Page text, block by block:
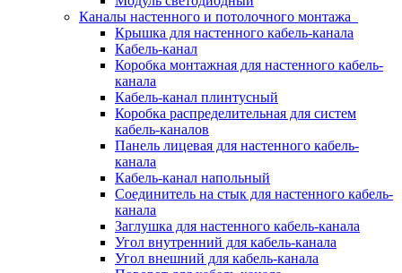
Каналы настенного и потолочного монтажа
Крышка для настенного кабель-канала
Кабель-канал
Коробка монтажная для настенного кабель-
канала
Кабель-канал плинтусный
Коробка распределительная для систем
кабель-каналов
Панель лицевая для настенного кабель-
канала
Кабель-канал напольный
Соединитель на стык для настенного кабель-
канала
Заглушка для настенного кабель-канала
Угол внутренний для кабель-канала
Угол внешний для кабель-канала